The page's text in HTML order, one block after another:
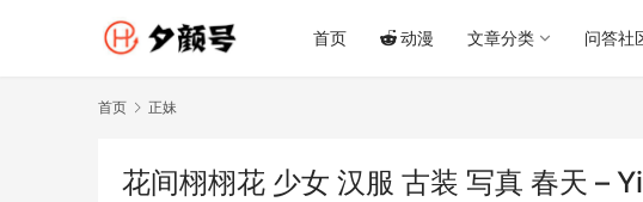
首页 动漫 文章分类 问答社
首页 正妹
花间栩栩花 少女 汉服 古装 写真 春天 –